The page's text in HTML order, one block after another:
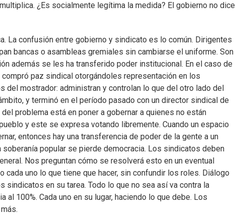
¿Es socialmente legítima la medida? El gobierno no dice
La confusión entre gobierno y sindicato es lo común. Dirigentes
bancas o asambleas gremiales sin cambiarse el uniforme. Son
además se les ha transferido poder institucional. En el caso de
paz sindical otorgándoles representación en los
mostrador: administran y controlan lo que del otro lado del
y terminó en el período pasado con un director sindical de
problema está en poner a gobernar a quienes no están
y este se expresa votando libremente. Cuando un espacio
entonces hay una transferencia de poder de la gente a un
popular se pierde democracia. Los sindicatos deben
Nos preguntan cómo se resolverá esto en un eventual
uno lo que tiene que hacer, sin confundir los roles. Diálogo
sindicatos en su tarea. Todo lo que no sea así va contra la
100%. Cada uno en su lugar, haciendo lo que debe. Los